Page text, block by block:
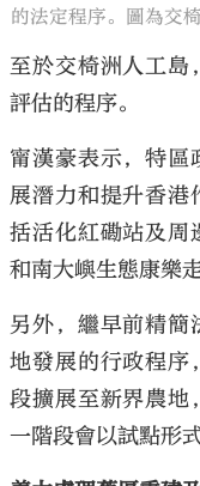
的法定程序。圖為交
至於交椅洲人工島
評估的程序。
甯漢豪表示，特區
展潛力和提升香港
括活化紅磡站及周
和南大嶼生態康樂走
另外，繼早前精簡
地發展的行政程序
段擴展至新界農地
一階段會以試點形